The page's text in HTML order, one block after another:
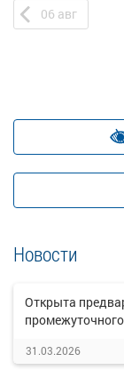
06 авг
Новости
Открыта
31.03.2026